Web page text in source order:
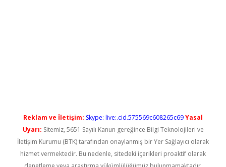
Reklam ve İletişim: Skype: live:.cid.575569c608265c69Yasal
Uyarı: Sitemiz, 5651 Sayılı Kanun gereğince Bilgi Teknolojileri ve
İletişim Kurumu (BTK) tarafından onaylanmış bir Yer Sağlayıcı olarak
hizmet vermektedir. Bu nedenle, sitedeki içerikleri proaktif olarak